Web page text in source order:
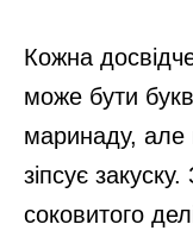
Кожна
може бути
маринаду, але
зіпсує
соковитого